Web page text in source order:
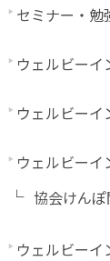
セミナー・勉
ウェルビーイ
ウェルビーイ
ウェルビー
協会けん
ウェルビーイ